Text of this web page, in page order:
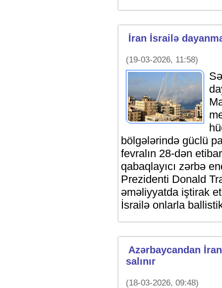
İran İsrailə
(19-03-2026, 11:58)
bölgələrində güclü
fevralın 28-dən
qabaqlayıcı zərbə
Prezidenti Donald
əməliyyatda iştirak
İsrailə onlarla
Azərbaycandan
salınır
(18-03-2026, 09:48)